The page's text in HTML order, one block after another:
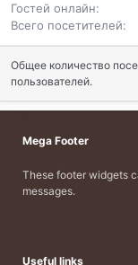
Гостей онлайн
Всего посетителей
Общее количество
пользователей.
Mega Footer
These footer widgets
messages.
Useful links